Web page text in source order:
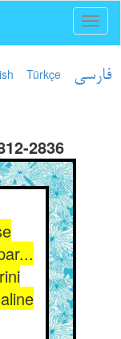
Türkçe فارسی
2836